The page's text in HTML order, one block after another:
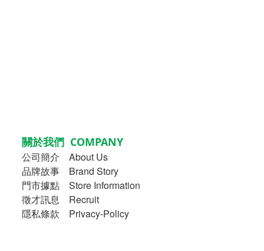
關於我們 COMPANY
公司簡介
About Us
品牌故事
Brand Story
門市據點 Store Information
徵才訊息 Recruit
隱私條款 Privacy-Policy